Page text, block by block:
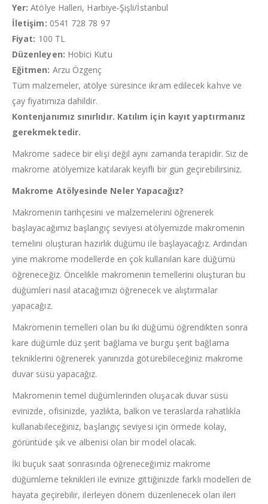
Yer:Atölye Halleri, Harbiye-Şişli/İstanbul
İletişim: 0541 728 78 97
Fiyat: 100 TL
Düzenleyen: Hobici Kutu
Eğitmen: Arzu Özgenç
Tüm malzemeler, atölye süresince ikram edilecek kahve ve
çay fiyatımıza dahildir.
Kontenjanımız sınırlıdır. Katılım için kayıt yaptırmanız
gerekmektedir.
Makrome sadece bir elişi değil aynı zamanda terapidir. Siz de
makrome atölyemize katılarak keyifli bir gün geçirebilirsiniz.
Makrome Atölyesinde Neler Yapacağız?
Makromenin tarihçesini ve malzemelerini öğrenerek
başlayacağımız başlangıç seviyesi atölyemizde makromenin
temelini oluşturan hazırlık düğümü ile başlayacağız. Ardından
yine makrome modellerde en çok kullanılan kare düğümü
öğreneceğiz. Öncelikle makromenin temellerini oluşturan bu
düğümleri nasıl atacağımızı öğrenecek ve alıştırmalar
yapacağız.
Makromenin temelleri olan bu iki düğümü öğrendikten sonra
kare düğümle düz şerit bağlama ve burgu şerit bağlama
tekniklerini öğrenerek yanınızda götürebileceğiniz makrome
duvar süsü yapacağız.
Makromenin temel düğümlerinden oluşacak duvar süsü
evinizde, ofisinizde, yazlıkta, balkon ve teraslarda rahatlıkla
kullanabileceğiniz, başlangıç seviyesi için örmede kolay,
görüntüde şık ve albenisi olan bir model olacak.
İki buçuk saat sonrasında öğreneceğimiz makrome
düğümleme teknikleri ile evinize gittiğinizde farklı modelleri de
hayata geçirebilir, ilerleyen dönem düzenlenecek olan ileri